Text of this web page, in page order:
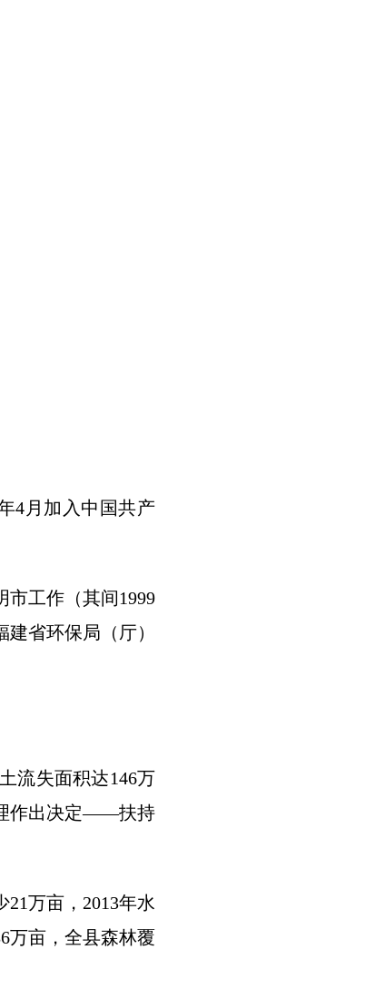
4月加入中国共产
工作（其间1999
省环保局（厅）
流失面积达146万
作出决定——扶持
万亩，2013年水
万亩，全县森林覆